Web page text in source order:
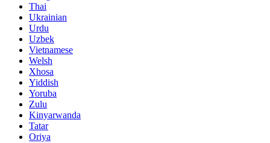
Thai
Ukrainian
Urdu
Uzbek
Vietnamese
Welsh
Xhosa
Yiddish
Yoruba
Zulu
Kinyarwanda
Tatar
Oriya